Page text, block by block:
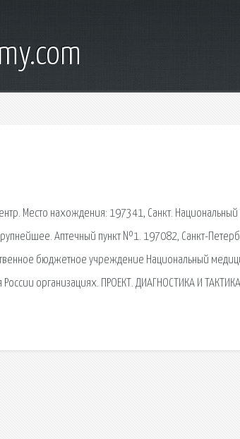
Место нахождения: 197341, Санкт.
Аптечный пункт №1. 197082, Санкт-
бюджетное учреждение Национальный
организациях. ПРОЕКТ. ДИАГНОСТИКА И